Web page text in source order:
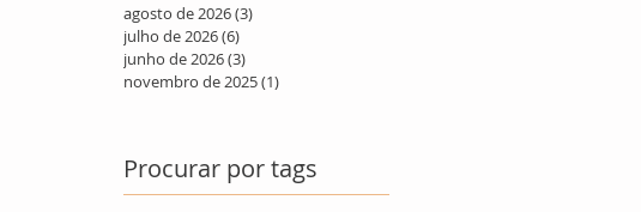
agosto de 2026(3)
julho de 2026(6)
junho de 2026(3)
novembro de 2025(1)
Procurar por tags